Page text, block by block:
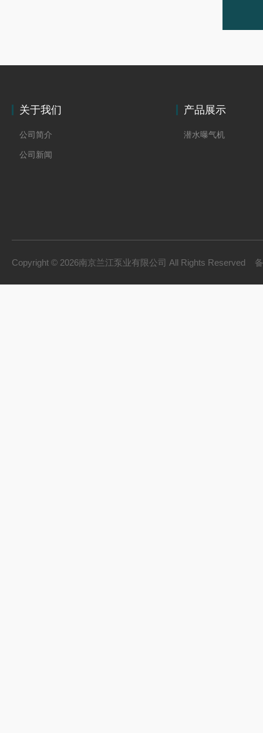
关于我们
公司简介
公司新闻
产品展示
潜水曝气机
Copyright © 2026南京兰江泵业有限公司 All Rights Reserved